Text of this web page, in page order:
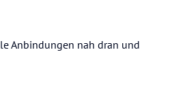
Anbindungen nah dran und